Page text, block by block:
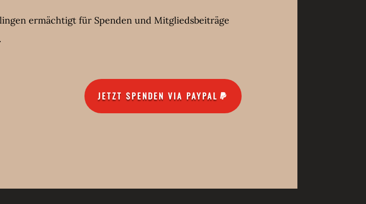
ermächtigt für Spenden und Mitgliedsbeiträge
JETZT SPENDEN VIA PAYPAL